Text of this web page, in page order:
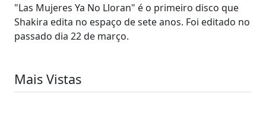
"Las Mujeres Ya No Lloran" é o primeiro disco que
Shakira edita no espaço de sete anos. Foi editado no
passado dia 22 de março.
Mais Vistas